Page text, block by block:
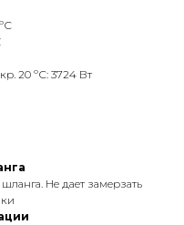
20 ºС: 3724 Вт
Не дает замерзать